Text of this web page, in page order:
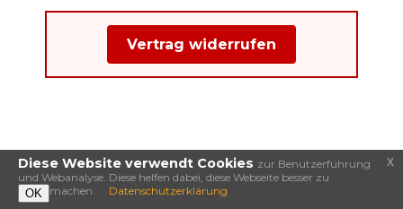
Vertrag widerrufen
Diese Website verwendt Cookies zur Benutzerführung
und Webanalyse. Diese helfen dabei, diese Webseite besser zu
machen.
OK Datenschutzerklärung
x